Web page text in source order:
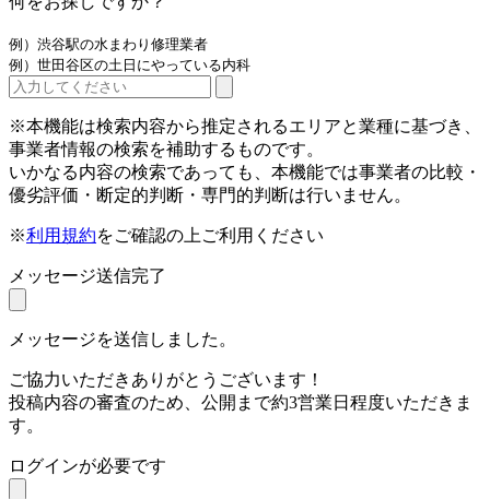
例）渋谷駅の水まわり修理業者
例）世田谷区の土日にやっている内科
※本機能は検索内容から推定されるエリアと業種に基づき、
事業者情報の検索を補助するものです。
いかなる内容の検索であっても、本機能では事業者の比較・
優劣評価・断定的判断・専門的判断は行いません。
※利用規約をご確認の上ご利用ください
メッセージ送信完了
メッセージを送信しました。
ご協力いただきありがとうございます！
投稿内容の審査のため、公開まで約3営業日程度いただきま
す。
ログインが必要です